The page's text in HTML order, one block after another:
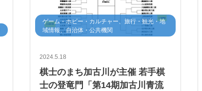
ゲーム・ホビー・カルチャー、旅行・観光・地
域情報、自治体・公共機関
2024.5.18
棋士のまち加古川が主催 若手棋
士の登竜門「第14期加古川青流